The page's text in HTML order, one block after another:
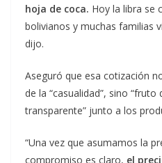
hoja de coca. Hoy la libra se
bolivianos y muchas familias
dijo.
Aseguró que esa cotización
de la “casualidad”, sino
transparente” junto a los
“Una vez que asumamos la
compromiso es claro, el